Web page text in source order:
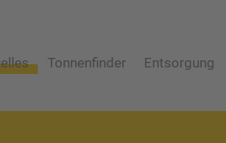
Tonnenfinder Entsorgung
Restmüll